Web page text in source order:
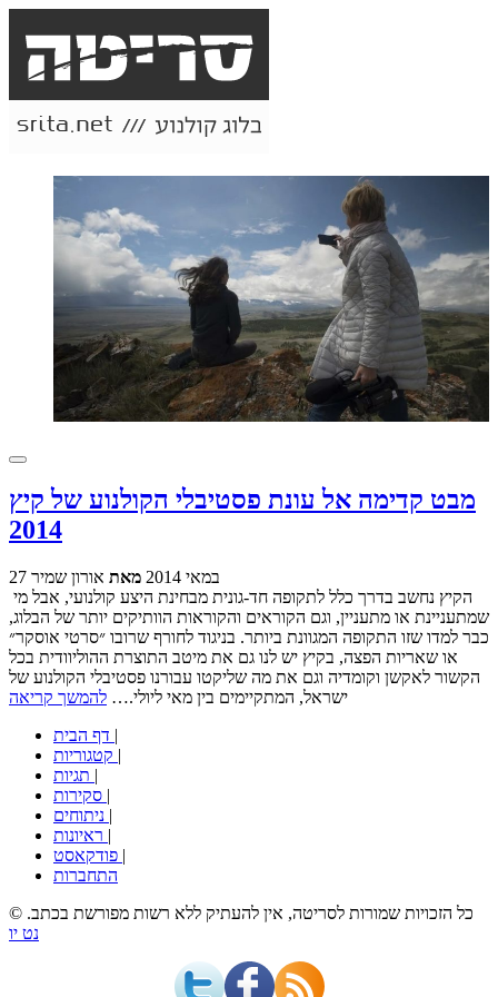
מבט קדימה אל עונת פסטיבלי הקולנוע של קיץ
2014
27 במאי 2014 מאת אורון שמיר
שמתעניינת או מתעניין, וגם הקוראים והקוראות הוותיקים יותר של הבלוג,
כבר למדו שזו התקופה המגוונת ביותר. בניגוד לחורף שרובו ״סרטי אוסקר״
או שאריות הפצה, בקיץ יש לנו גם את מיטב התוצרת ההוליוודית בכל
הקשור לאקשן וקומדיה וגם את מה שליקטו עבורנו פסטיבלי הקולנוע של
ישראל, המתקיימים בין מאי ליולי.… להמשך קריאה
|
|
|
|
|
|
|
התחברות
© כל הזכויות שמורות לסריטה, אין להעתיק ללא רשות מפורשת בכתב.
נט יו